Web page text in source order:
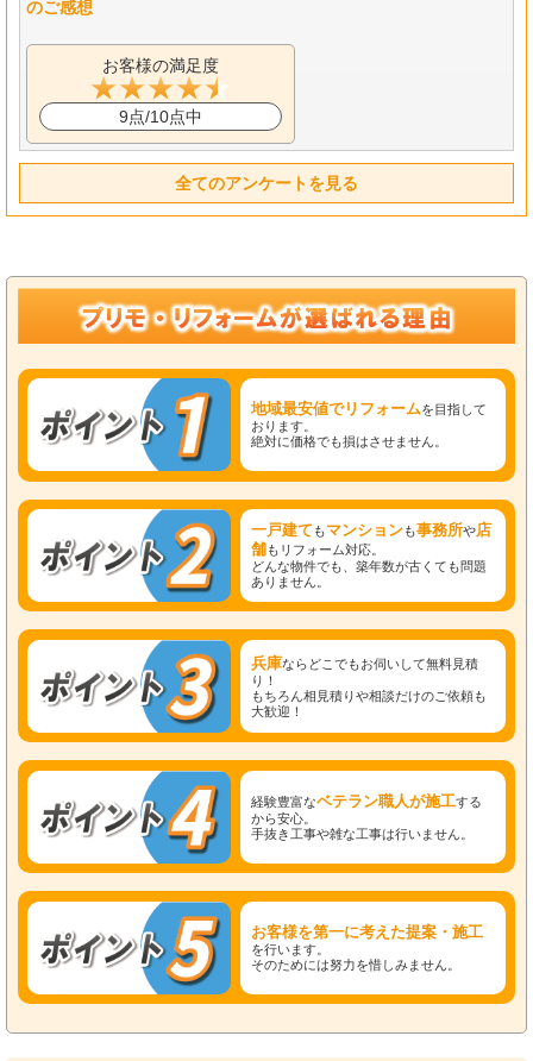
のご感想
お客様の満足度
9点/10点中
全てのアンケートを見る
地域最安値でリフォームを目指して
おります。
絶対に価格でも損はさせません。
一戸建て もマンションも事務所や店
舗もリフォーム対応。
どんな物件でも、築年数が古くても問題
ありません。
兵庫ならどこでもお伺いして無料見積
り！
もちろん相見積りや相談だけのご依頼も
大歓迎！
経験豊富なベテラン職人が施工する
から安心。
手抜き工事や雑な工事は行いません。
お客様を第一に考えた提案・施工
を行います。
そのためには努力を惜しみません。